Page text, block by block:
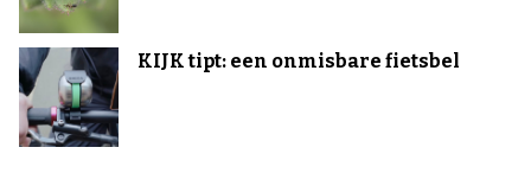
KIJK tipt: een onmisbare fietsbel